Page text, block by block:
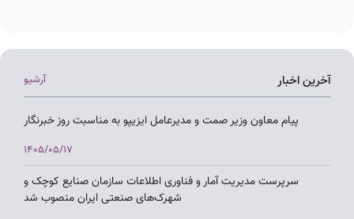
آخرین اخبار آرشیو
پیام معاون وزیر صمت و مدیرعامل ایزیپو به مناسبت روز خبرنگار
1405/05/17
سرپرست مدیریت آمار و فناوری اطلاعات سازمان صنایع کوچک و
شهرک‌های صنعتی ایران منصوب شد